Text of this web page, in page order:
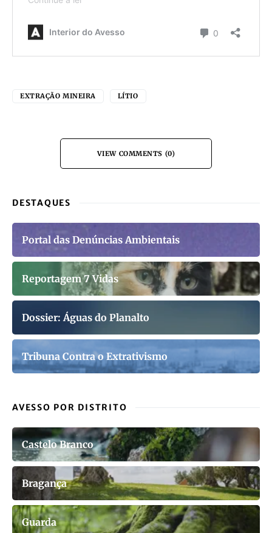
EXTRAÇÃO MINEIRA LÍTIO
VIEW COMMENTS (0)
DESTAQUES
Portal das Denúncias Ambientais
Reportagem 7 Vidas
Dossier: Águas do Planalto
Tribuna Contra o Extrativismo
AVESSO POR DISTRITO
Castelo Branco
Bragança
Guarda